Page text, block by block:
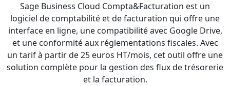
Sage Business Cloud Compta&Facturation est un
logiciel de comptabilité et de facturation qui offre une
interface en ligne, une compatibilité avec Google Drive,
et une conformité aux réglementations fiscales. Avec
un tarif à partir de 25 euros HT/mois, cet outil offre une
solution complète pour la gestion des flux de trésorerie
et la facturation.